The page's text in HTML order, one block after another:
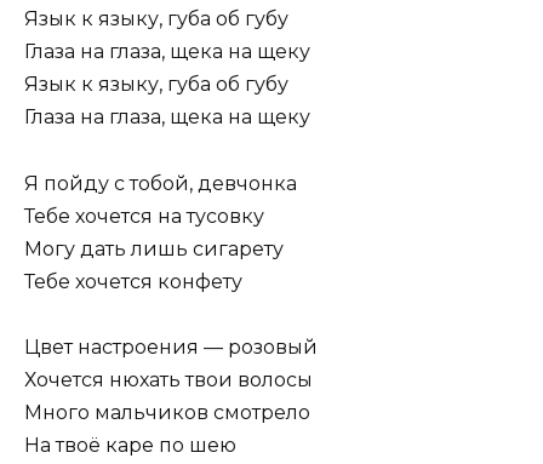
Язык к языку, губа об губу
Глаза на глаза, щека на щеку
Язык к языку, губа об губу
Глаза на глаза, щека на щеку
Я пойду с тобой, девчонка
Тебе хочется на тусовку
Могу дать лишь сигарету
Тебе хочется конфету
Цвет настроения — розовый
Хочется нюхать твои волосы
Много мальчиков смотрело
На твоё каре по шею